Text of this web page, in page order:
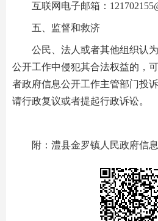
互联网电子邮箱：
五、监督和救济
公民、法人或者其他组织认
公开工作中侵犯其合法权益的，
者政府信息公开工作主管部门投
请行政复议或者提起行政诉讼。
附： 澧县金罗镇人民政府信